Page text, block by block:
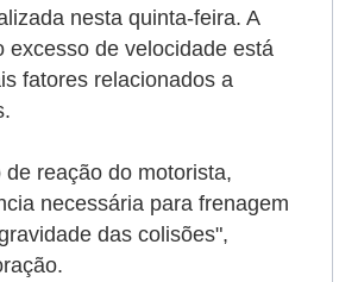
nesta quinta-feira. A
excesso de velocidade está
fatores relacionados a
reação do motorista,
necessária para frenagem
das colisões",